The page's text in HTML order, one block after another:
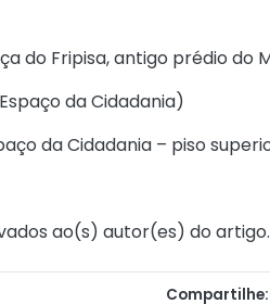
do Fripisa, antigo prédio do
da Cidadania)
da Cidadania – piso
ao(s) autor(es) do artigo.
Compartilhe: